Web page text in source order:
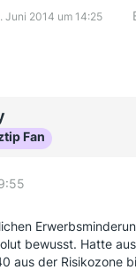
Juni 2014 um 14:25
Fan
bewusst. Hatte
aus der Risikozone